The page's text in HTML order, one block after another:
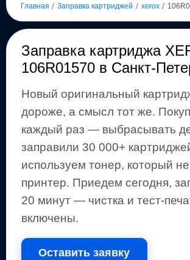
Главная / Заправка картриджей / xerox /
Заправка картриджа
106R01570в Санкт-
Новый оригинальный
дороже, а смысл тот же.
каждый раз — выбрасывать
заправили 30 000+
используем тонер, который
принтер. Приедем сегодня,
20 минут — чистка и тест-
включены.
Оставить заявку